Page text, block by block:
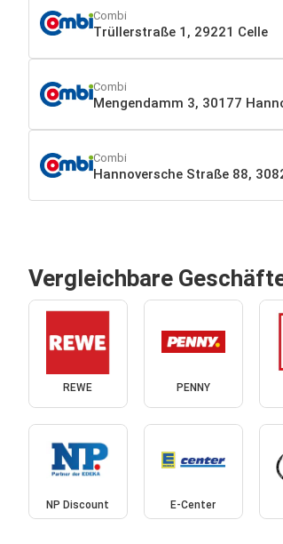
Combi
Trüllerstraße 1, 29221 Celle
Combi
Mengendamm 3, 30177
Combi
Hannoversche Straße 88,
Vergleichbare
REWE PENNY
NP Discount E-Center